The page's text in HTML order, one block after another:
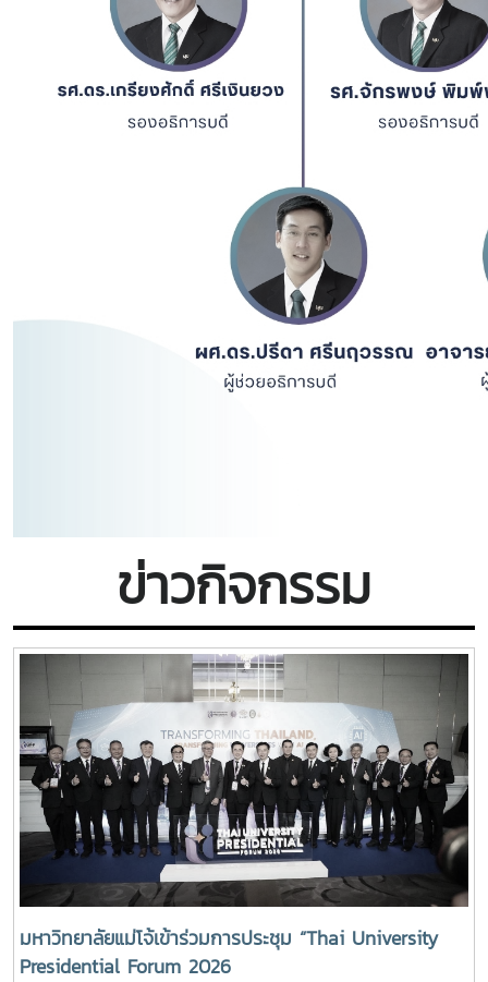
ข่าวกิจกรรม
มหาวิทยาลัยแม่โจ้เข้าร่วมการประชุม “Thai University
Presidential Forum 2026